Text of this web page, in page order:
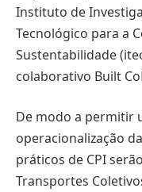
Instituto de
Tecnológico para a
Sustentabilidade
colaborativo Built
De modo a permitir
operacionalização
práticos de CPI
Transportes